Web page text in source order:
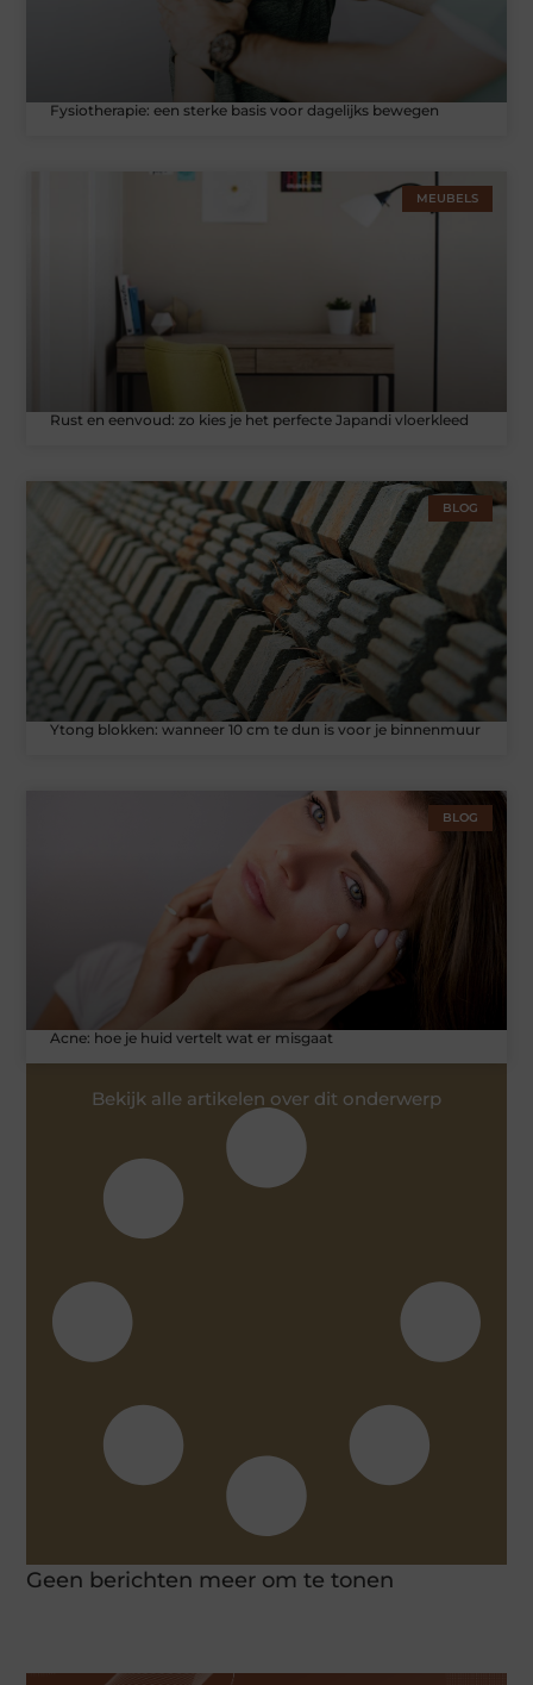
Fysiotherapie: een sterke basis voor dagelijks bewegen
MEUBELS
Rust en eenvoud: zo kies je het perfecte Japandi vloerkleed
BLOG
Ytong blokken: wanneer 10 cm te dun is voor je binnenmuur
BLOG
Acne: hoe je huid vertelt wat er misgaat
Bekijk alle artikelen over dit onderwerp
Geen berichten meer om te tonen